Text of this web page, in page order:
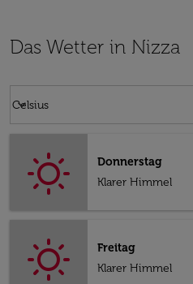
Das Wetter in Nizza
Celsius
keyboard_arrow_down
Donnerstag
Klarer Himmel
Freitag
Klarer Himmel